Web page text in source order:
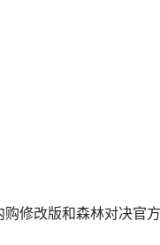
修改版和森林对决官方